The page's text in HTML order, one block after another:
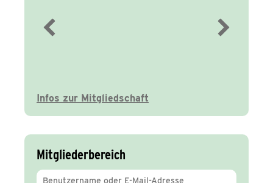
Infos zur Mitgliedschaft
Mitgliederbereich